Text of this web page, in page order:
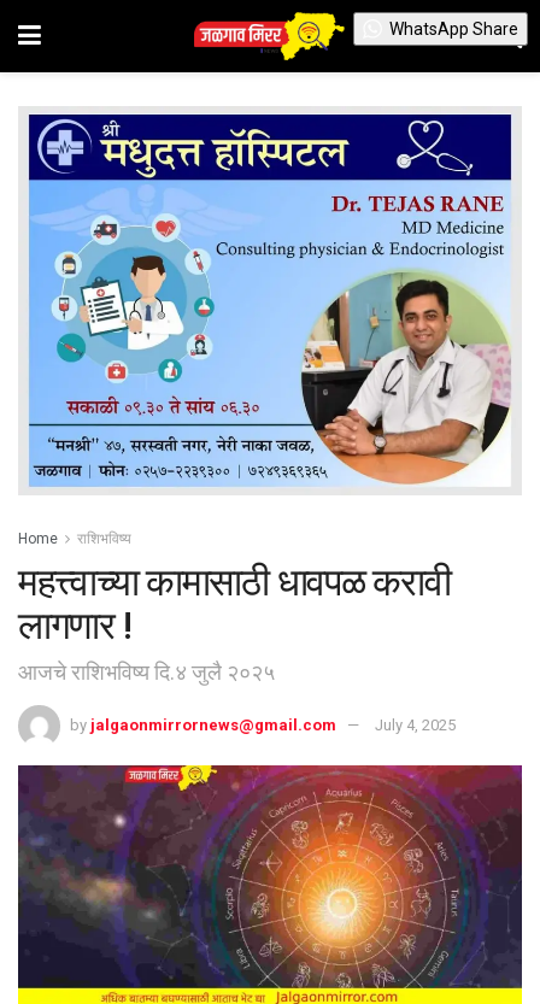
Home राशिभविष्य
महत्त्वाच्या कामासाठी धावपळ करावी
लागणार !
आजचे राशिभविष्य दि.४ जुलै २०२५
by jalgaonmirrornews@gmail.com July 4, 2025
WhatsApp Share